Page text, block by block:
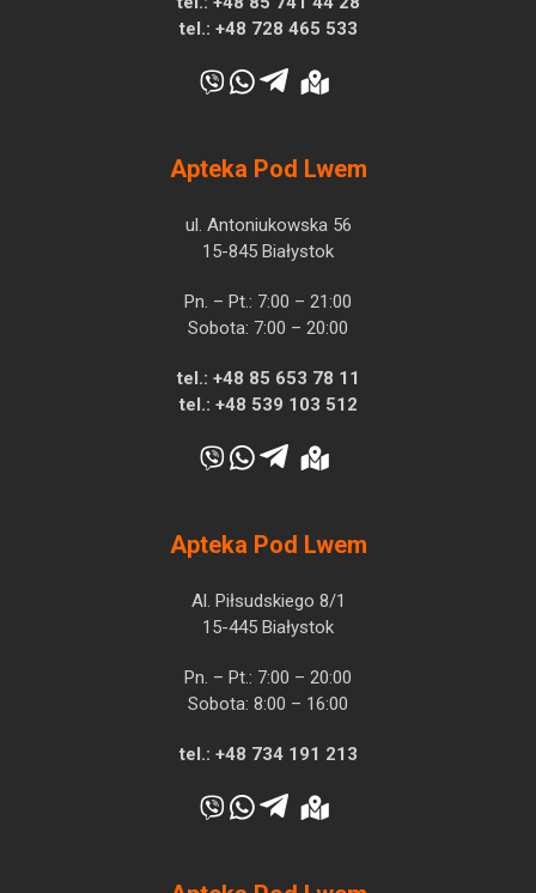
tel.: +48 728 465 533
Apteka Pod Lwem
ul. Antoniukowska 56
15-845 Białystok
Pn. – Pt.: 7:00 – 21:00
Sobota: 7:00 – 20:00
tel.: +48 85 653 78 11
tel.: +48 539 103 512
Apteka Pod Lwem
Al. Piłsudskiego 8/1
15-445 Białystok
Pn. – Pt.: 7:00 – 20:00
Sobota: 8:00 – 16:00
tel.: +48 734 191 213